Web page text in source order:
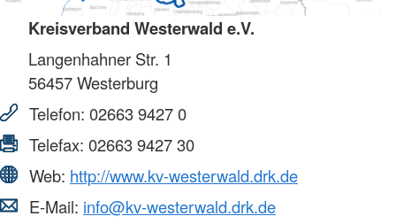
Kreisverband Westerwald e.V.
Langenhahner Str. 1
56457Westerburg
Telefon: 02663 9427 0
Telefax: 02663 9427 30
Web: http://www.kv-westerwald.drk.de
E-Mail: info@kv-westerwald.drk.de